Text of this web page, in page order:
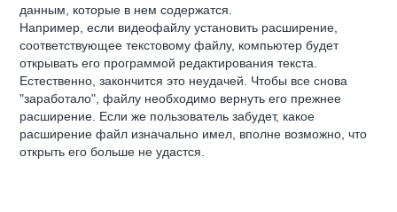
данным, которые в нем содержатся.
Например, если видеофайлу установить расширение,
соответствующее текстовому файлу, компьютер будет
открывать его программой редактирования текста.
Естественно, закончится это неудачей. Чтобы все снова
"заработало", файлу необходимо вернуть его прежнее
расширение. Если же пользователь забудет, какое
расширение файл изначально имел, вполне возможно, что
открыть его больше не удастся.